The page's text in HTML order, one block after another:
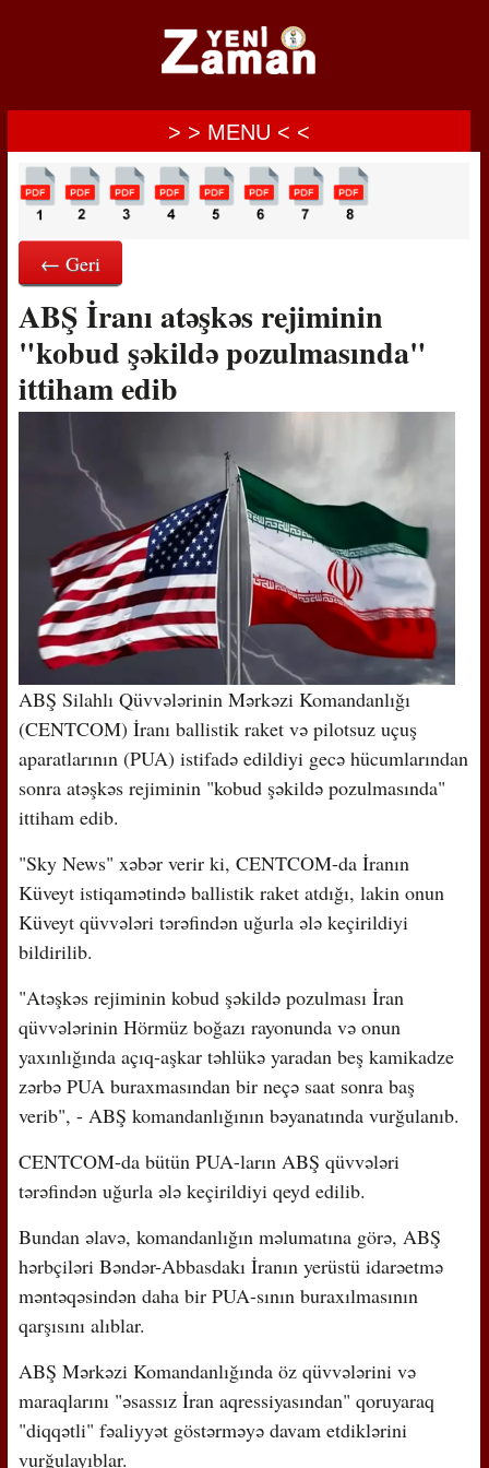
> > MENU < <
← Geri
ABŞ İranı atəşkəs rejiminin
"kobud şəkildə pozulmasında"
ittiham edib
ABŞ Silahlı Qüvvələrinin Mərkəzi Komandanlığı
(CENTCOM) İranı ballistik raket və pilotsuz uçuş
aparatlarının (PUA) istifadə edildiyi gecə hücumlarından
sonra atəşkəs rejiminin "kobud şəkildə pozulmasında"
ittiham edib.
"Sky News" xəbər verir ki, CENTCOM-da İranın
Küveyt istiqamətində ballistik raket atdığı, lakin onun
Küveyt qüvvələri tərəfindən uğurla ələ keçirildiyi
bildirilib.
"Atəşkəs rejiminin kobud şəkildə pozulması İran
qüvvələrinin Hörmüz boğazı rayonunda və onun
yaxınlığında açıq-aşkar təhlükə yaradan beş kamikadze
zərbə PUA buraxmasından bir neçə saat sonra baş
verib", - ABŞ komandanlığının bəyanatında vurğulanıb.
CENTCOM-da bütün PUA-ların ABŞ qüvvələri
tərəfindən uğurla ələ keçirildiyi qeyd edilib.
Bundan əlavə, komandanlığın məlumatına görə, ABŞ
hərbçiləri Bəndər-Abbasdakı İranın yerüstü idarəetmə
məntəqəsindən daha bir PUA-sının buraxılmasının
qarşısını alıblar.
ABŞ Mərkəzi Komandanlığında öz qüvvələrini və
maraqlarını "əsassız İran aqressiyasından" qoruyaraq
"diqqətli" fəaliyyət göstərməyə davam etdiklərini
vurğulayıblar.